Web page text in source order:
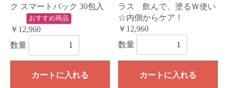
ク スマートパック 30包入
おすすめ商品
￥12,960
数量
カートに入れる
ラス 飲んで、塗るＷ使い
☆内側からケア！
￥12,960
数量
カートに入れる